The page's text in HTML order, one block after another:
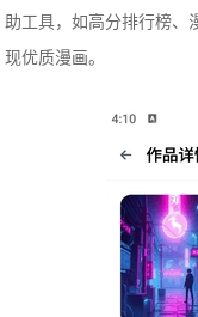
助工具，如高分排行榜、
现优质漫画。